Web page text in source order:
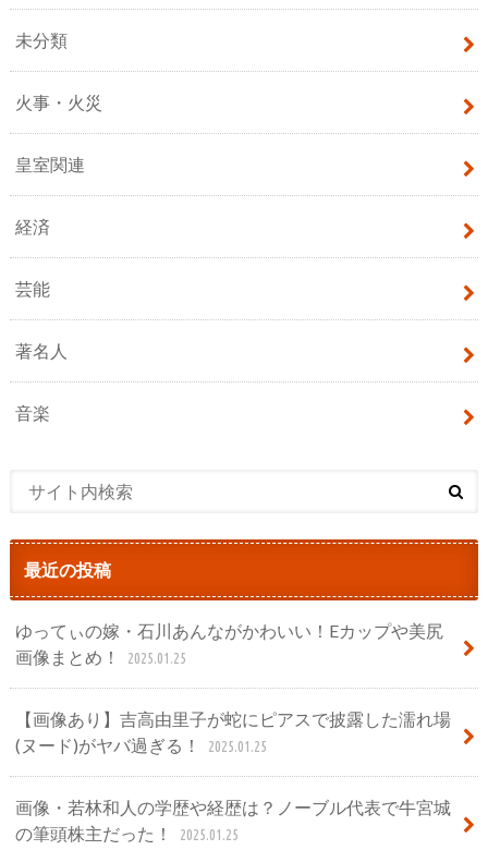
未分類
火事・火災
皇室関連
経済
芸能
著名人
音楽
最近の投稿
ゆってぃの嫁・石川あんながかわいい！Eカップや美尻
画像まとめ！
2025.01.25
【画像あり】吉高由里子が蛇にピアスで披露した濡れ場
(ヌード)がヤバ過ぎる！
2025.01.25
画像・若林和人の学歴や経歴は？ノーブル代表で牛宮城
の筆頭株主だった！
2025.01.25